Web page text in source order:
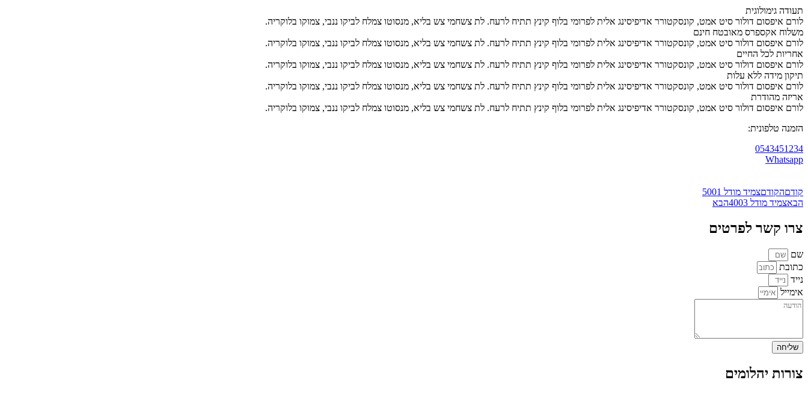
תעודה גימולוגית
לורם איפסום דולור סיט אמט, קונסקטורר אדיפיסינג אלית לפרומי בלוף קינץ תתיח לרעח. לת צשחמי צש בליא, מנסוטו צמלח לביקו ננבי, צמוקו בלוקריה.
משלוח אקספרס מאובטח חינם
לורם איפסום דולור סיט אמט, קונסקטורר אדיפיסינג אלית לפרומי בלוף קינץ תתיח לרעח. לת צשחמי צש בליא, מנסוטו צמלח לביקו ננבי, צמוקו בלוקריה.
אחריות לכל החיים
לורם איפסום דולור סיט אמט, קונסקטורר אדיפיסינג אלית לפרומי בלוף קינץ תתיח לרעח. לת צשחמי צש בליא, מנסוטו צמלח לביקו ננבי, צמוקו בלוקריה.
תיקון מידה ללא עלות
לורם איפסום דולור סיט אמט, קונסקטורר אדיפיסינג אלית לפרומי בלוף קינץ תתיח לרעח. לת צשחמי צש בליא, מנסוטו צמלח לביקו ננבי, צמוקו בלוקריה.
אריזה מהודרת
לורם איפסום דולור סיט אמט, קונסקטורר אדיפיסינג אלית לפרומי בלוף קינץ תתיח לרעח. לת צשחמי צש בליא, מנסוטו צמלח לביקו ננבי, צמוקו בלוקריה.
הזמנה טלפונית:
0543451234
Whatsapp
קודםהקודםצמיד מודל 5001
הבאצמיד מודל 4003 הבא
צרו קשר לפרטים
שם
כתובת
נייד
אימייל
שליחה
צורות יהלומים